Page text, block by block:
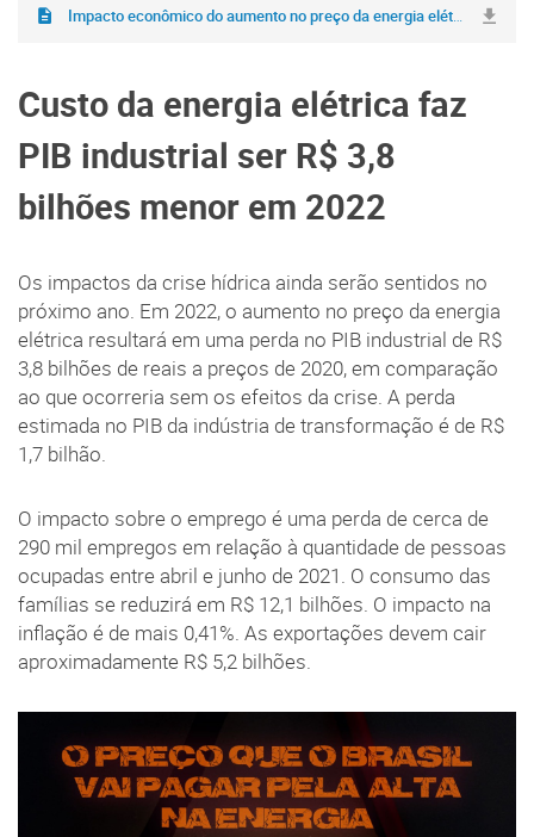
Impacto econômico do aumento no preço da energia elétrica.pdf
Custo da energia elétrica faz
PIB industrial ser R$ 3,8
bilhões menor em 2022
Os impactos da crise hídrica ainda serão sentidos no
próximo ano. Em 2022, o aumento no preço da energia
elétrica resultará em uma perda no PIB industrial de R$
3,8 bilhões de reais a preços de 2020, em comparação
ao que ocorreria sem os efeitos da crise. A perda
estimada no PIB da indústria de transformação é de R$
1,7 bilhão.
O impacto sobre o emprego é uma perda de cerca de
290 mil empregos em relação à quantidade de pessoas
ocupadas entre abril e junho de 2021. O consumo das
famílias se reduzirá em R$ 12,1 bilhões. O impacto na
inflação é de mais 0,41%. As exportações devem cair
aproximadamente R$ 5,2 bilhões.